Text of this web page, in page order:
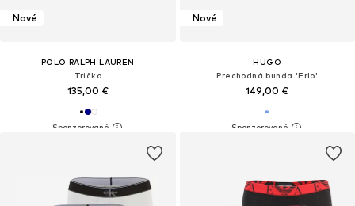
Nové
POLO RALPH LAUREN
Tričko
135,00 €
Nové
HUGO
Prechodná bunda 'Erlo'
149,00 €